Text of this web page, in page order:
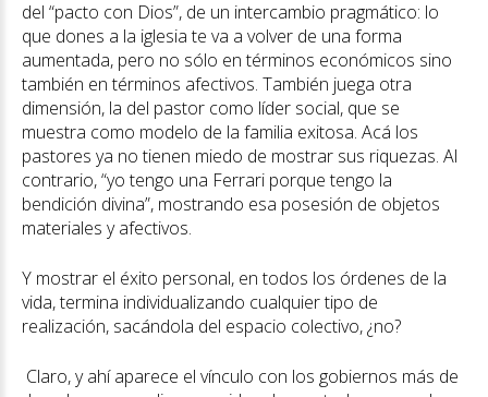
del “pacto con Dios”, de un intercambio pragmático: lo
que dones a la iglesia te va a volver de una forma
aumentada, pero no sólo en términos económicos sino
también en términos afectivos. También juega otra
dimensión, la del pastor como líder social, que se
muestra como modelo de la familia exitosa. Acá los
pastores ya no tienen miedo de mostrar sus riquezas. Al
contrario, “yo tengo una Ferrari porque tengo la
bendición divina”, mostrando esa posesión de objetos
materiales y afectivos.
Y mostrar el éxito personal, en todos los órdenes de la
vida, termina individualizando cualquier tipo de
realización, sacándola del espacio colectivo, ¿no?
Claro, y ahí aparece el vínculo con los gobiernos más de